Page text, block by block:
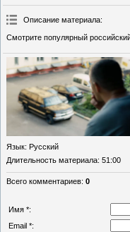
Описание материала:
Смотрите популярный
Язык: Русский
Длительность материала: 51:00
Всего комментариев: 0
Имя *:
Email *: